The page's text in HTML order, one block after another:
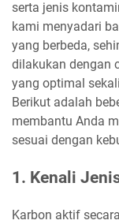
serta jenis
kami menyadari
yang berbeda,
dilakukan dengan
yang optimal
Berikut adalah
membantu Anda
sesuai dengan
1. Kenali
Karbon aktif